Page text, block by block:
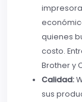
quienes
costo.
Brother y
Calidad:
sus